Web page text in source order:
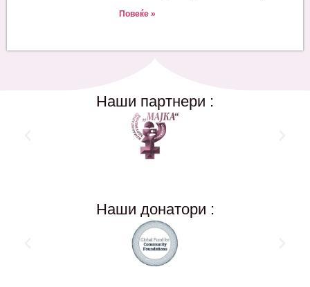
Повеќе »
Наши партнери :
Наши донатори :